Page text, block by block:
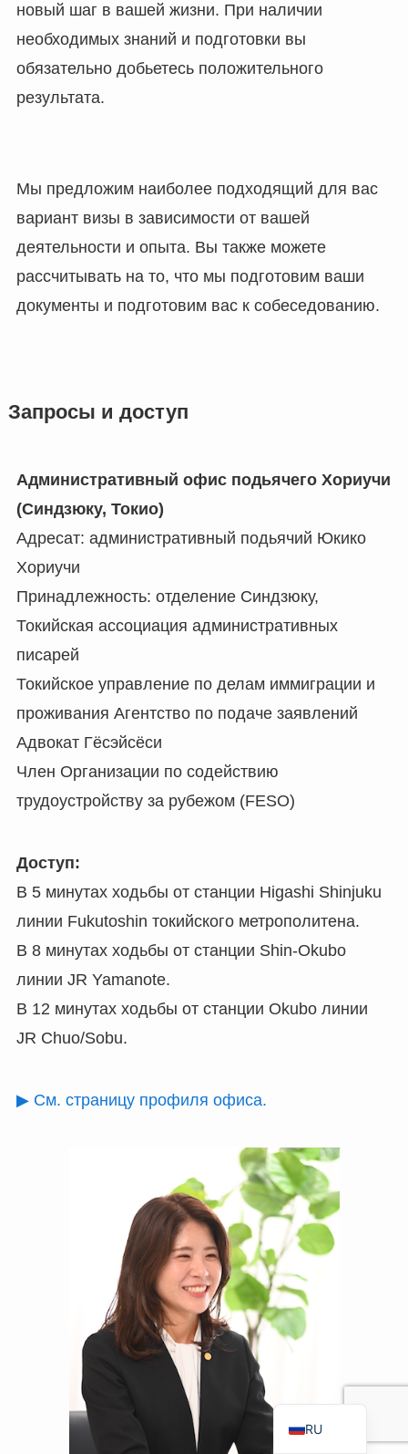
новый шаг в вашей жизни. При наличии
необходимых знаний и подготовки вы
обязательно добьетесь положительного
результата.
Мы предложим наиболее подходящий для вас
вариант визы в зависимости от вашей
деятельности и опыта. Вы также можете
рассчитывать на то, что мы подготовим ваши
документы и подготовим вас к собеседованию.
Запросы и доступ
Административный офис подьячего Хориучи
(Синдзюку, Токио)
Адресат: административный подьячий Юкико
Хориучи
Принадлежность: отделение Синдзюку,
Токийская ассоциация административных
писарей
Токийское управление по делам иммиграции и
проживания Агентство по подаче заявлений
Адвокат Гёсэйсёси
Член Организации по содействию
трудоустройству за рубежом (FESO)
Доступ:
В 5 минутах ходьбы от станции Higashi Shinjuku
линии Fukutoshin токийского метрополитена.
В 8 минутах ходьбы от станции Shin-Okubo
линии JR Yamanote.
В 12 минутах ходьбы от станции Okubo линии
JR Chuo/Sobu.
▶ См. страницу профиля офиса.
RU
ZH
DE
IT
ES
PT
ID
PT_BR